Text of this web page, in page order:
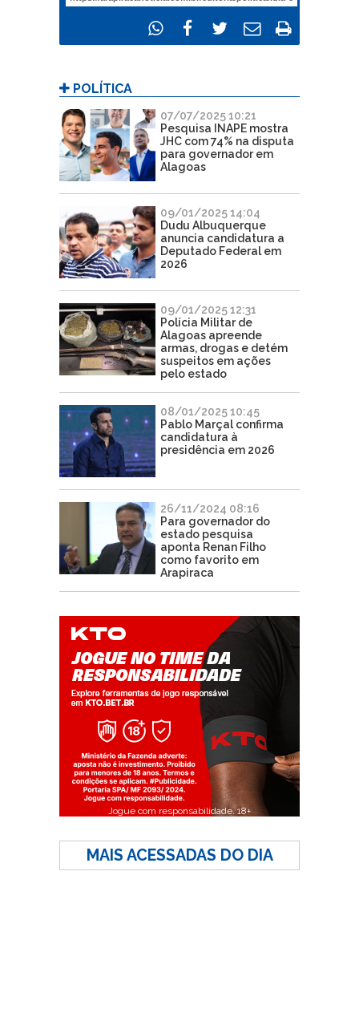
POLÍTICA
07/07/2025 10:21
Pesquisa INAPE mostra
JHC com 74% na disputa
para governador em
Alagoas
09/01/2025 14:04
Dudu Albuquerque
anuncia candidatura a
Deputado Federal em
2026
09/01/2025 12:31
Polícia Militar de
Alagoas apreende
armas, drogas e detém
suspeitos em ações
pelo estado
08/01/2025 10:45
Pablo Marçal confirma
candidatura à
presidência em 2026
26/11/2024 08:16
Para governador do
estado pesquisa
aponta Renan Filho
como favorito em
Arapiraca
Jogue com responsabilidade. 18+
MAIS ACESSADAS DO DIA